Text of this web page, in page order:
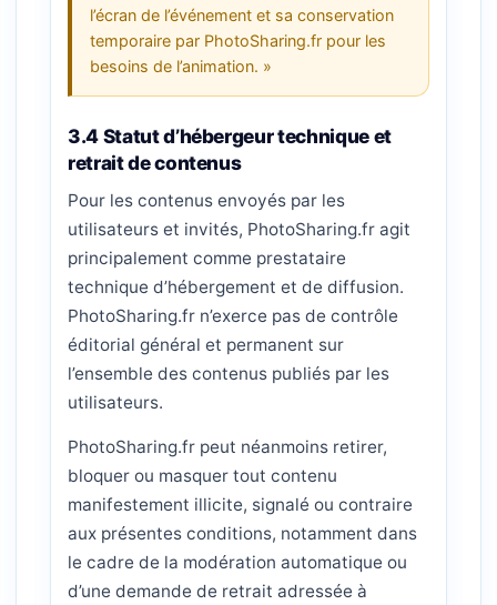
l’écran de l’événement et sa conservation
temporaire par PhotoSharing.fr pour les
besoins de l’animation. »
3.4 Statut d’hébergeur technique et
retrait de contenus
Pour les contenus envoyés par les
utilisateurs et invités, PhotoSharing.fr agit
principalement comme prestataire
technique d’hébergement et de diffusion.
PhotoSharing.fr n’exerce pas de contrôle
éditorial général et permanent sur
l’ensemble des contenus publiés par les
utilisateurs.
PhotoSharing.fr peut néanmoins retirer,
bloquer ou masquer tout contenu
manifestement illicite, signalé ou contraire
aux présentes conditions, notamment dans
le cadre de la modération automatique ou
d’une demande de retrait adressée à